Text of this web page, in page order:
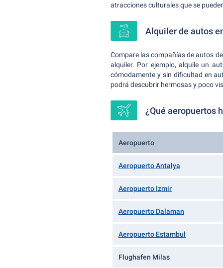
atracciones culturales que se
Alquiler de autos
Compare las compañías de autos
alquiler. Por ejemplo, alquile un
cómodamente y sin dificultad en
podrá descubrir hermosas y poco
¿Qué aeropuertos
Aeropuerto
Aeropuerto Antalya
Aeropuerto Izmir
Aeropuerto Dalaman
Aeropuerto Estambul
Flughafen Milas